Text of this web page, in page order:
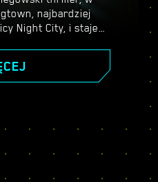
najbardziej
Night City, i staje
się w świecie
się uznaniem
nowych zadań,